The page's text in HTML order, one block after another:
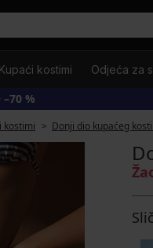
Kupaći kostimi Odjeća za
–70 %
kostimi Donji dio kupaćeg